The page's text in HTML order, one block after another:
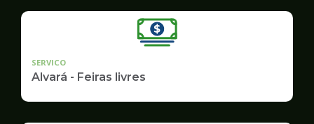
SERVICO
Alvará - Feiras livres